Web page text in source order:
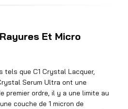
Et Micro
que C1 Crystal Lacquer,
Serum Ultra ont une
premier ordre, il y a une limite au
couche de 1 micron de